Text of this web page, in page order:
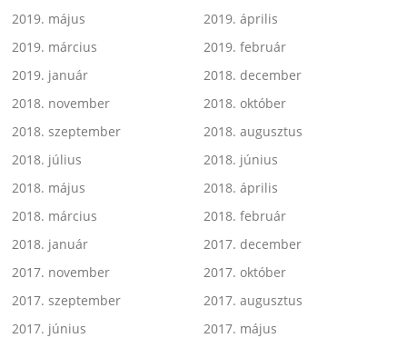
2019. május
2019. április
2019. március
2019. február
2019. január
2018. december
2018. november
2018. október
2018. szeptember
2018. augusztus
2018. július
2018. június
2018. május
2018. április
2018. március
2018. február
2018. január
2017. december
2017. november
2017. október
2017. szeptember
2017. augusztus
2017. június
2017. május